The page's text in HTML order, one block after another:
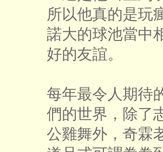
所以他真的是玩
諾大的球池當中
好的友誼。
每年最令人期待
們的世界，除了
公雞舞外，奇霖